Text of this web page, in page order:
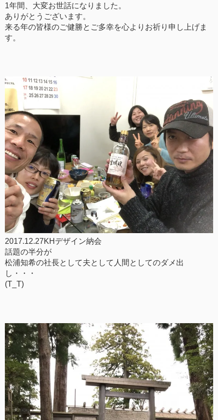
1年間、大変お世話になりました。
ありがとうございます。
来る年の皆様のご健勝とご多幸を心よりお祈り申し上げま
す。
2017.12.27KHデザイン納会
話題の半分が
松浦知希の社長として夫として人間としてのダメ出
し・・・
(T_T)